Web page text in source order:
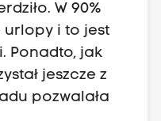
W 90%
urlopy i to jest
Ponadto, jak
jeszcze z
pozwalała